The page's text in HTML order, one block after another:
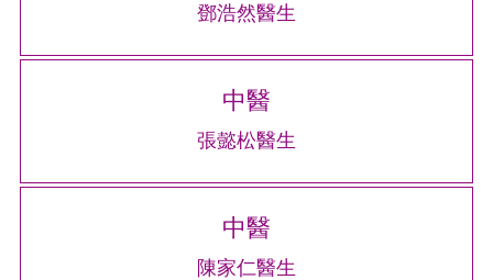
鄧浩然醫生
中醫
張懿松醫生
中醫
陳家仁醫生